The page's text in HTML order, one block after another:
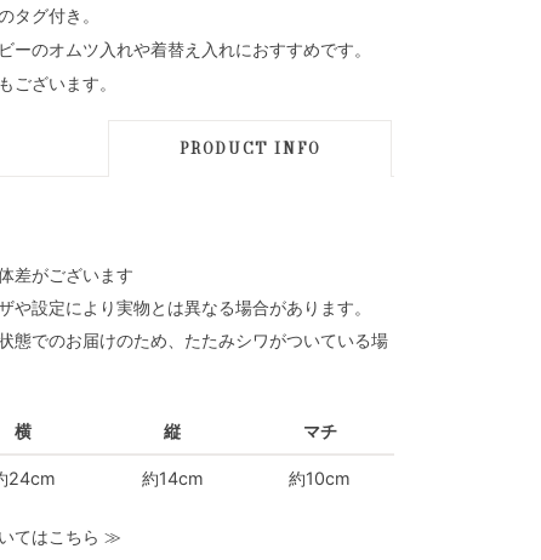
タグ付き。
ーのオムツ入れや着替え入れにおすすめです。
ございます。
PRODUCT INFO
差がございます
や設定により実物とは異なる場合があります。
態でのお届けのため、たたみシワがついている場
横 縦 マチ
24cm 約14cm 約10cm
てはこちら ≫